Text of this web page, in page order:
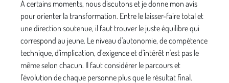
À certains moments, nous discutons et je donne mon avis
pour orienter la transformation. Entre le laisser-faire total et
une direction soutenue, il faut trouver le juste équilibre qui
correspond au jeune. Le niveau d'autonomie, de compétence
technique, d'implication, d'exigence et d'intérêt n'est pas le
même selon chacun. Il faut considérer le parcours et
l'évolution de chaque personne plus que le résultat final.